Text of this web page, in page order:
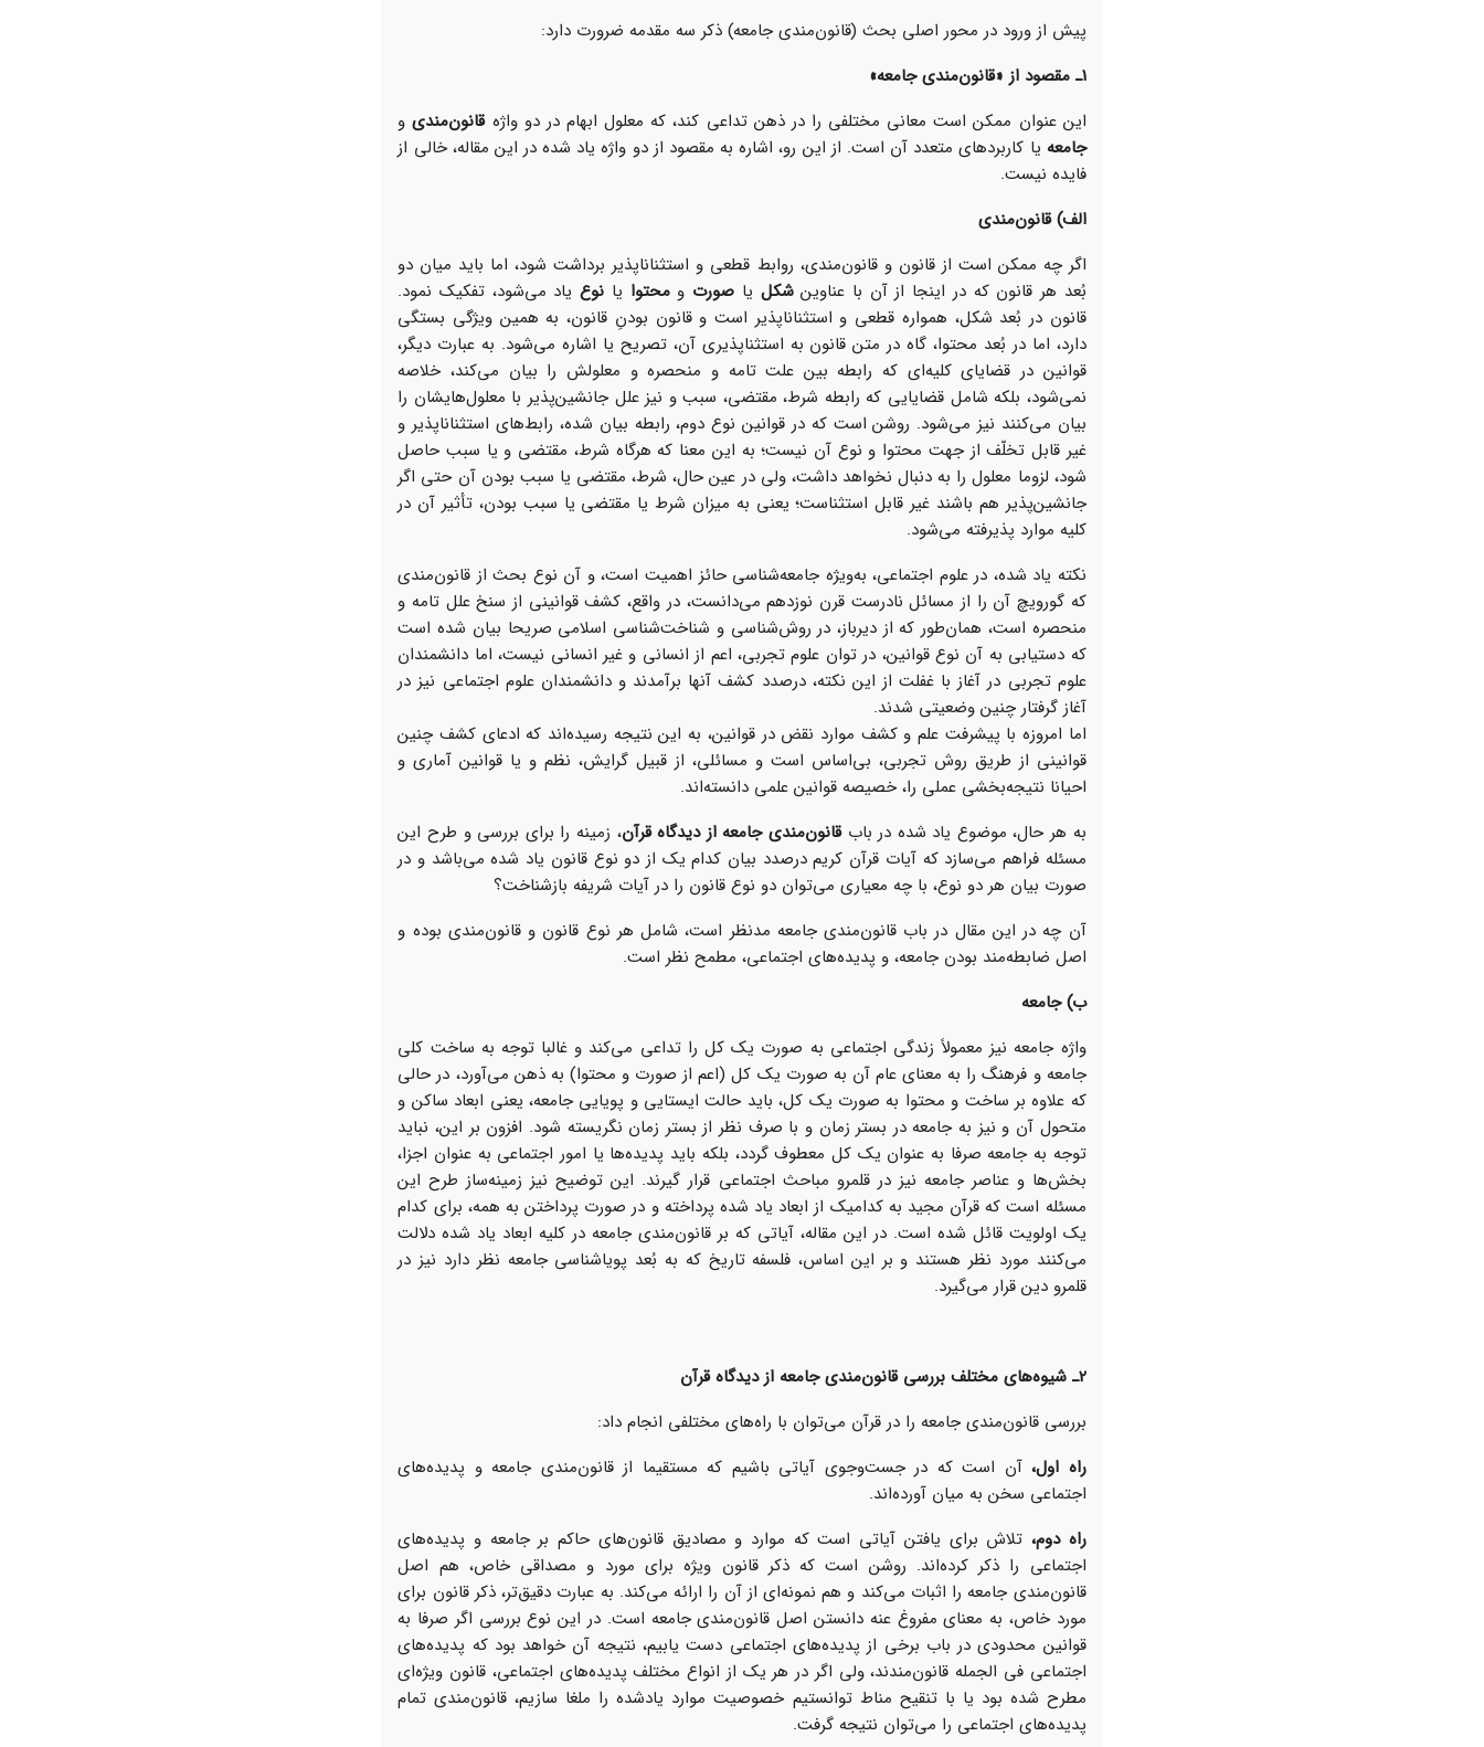
پيش از ورود در محور اصلى بحث (قانون‌‏مندى جامعه) ذكر سه مقدمه ضرورت دارد:
1ـ مقصود از «قانون‏‌مندى جامعه»
اين عنوان ممكن است معانى مختلفى را در ذهن تداعى كند، كه معلول ابهام در دو واژهقانون‌‏مندىو
جامعه يا كاربردهاى متعدد آن است. از اين رو، اشاره به مقصود از دو واژه ياد شده در اين مقاله، خالى از
فايده نيست.
الف) قانون‌‏مندى
اگر چه ممكن است از قانون و قانون‏‌مندى، روابط قطعى و استثناناپذير برداشت شود، اما بايد ميان دو
بُعد هر قانون كه در اين‏جا از آن با عناوينشكل يا صورت ومحتوا يا نوعياد مى‏‌شود، تفكيک نمود.
قانون در بُعد شكل، همواره قطعى و استثناناپذير است و قانون بودنِ قانون، به همين ويژگى بستگى
دارد، اما در بُعد محتوا، گاه در متن قانون به استثناپذيرى آن، تصريح يا اشاره مى‌‏شود. به عبارت ديگر،
قوانين در قضاياى كليه‌‏اى كه رابطه بين علت تامه و منحصره و معلولش را بيان مى‌‏كند، خلاصه
نمى‌‏شود، بلكه شامل قضايايى كه رابطه شرط، مقتضى، سبب‌‌ و نيز علل جانشين‌‏پذير با معلول‏‌هايشان را
بيان مى‌‏كنند نيز مى‌‏شود. روشن است كه در قوانين نوع دوم، رابطه بيان شده، رابط‌ه‏اى استثناناپذير و
غير قابل تخلّف از جهت محتوا و نوع آن نيست؛ به اين معنا كه هرگاه شرط، مقتضى و يا سبب حاصل
شود، لزوما معلول را به دنبال نخواهد داشت، ولى در عين حال، شرط، مقتضى يا سبب بودن آن حتى اگر
جانشين‌‏پذير هم باشند غير قابل استثناست؛ يعنى به ميزان شرط يا مقتضى يا سبب بودن، تأثير آن در
كليه موارد پذيرفته مى‌‏شود.
نكته ياد شده، در علوم اجتماعى، به‌‏ويژه جامعه‌‏شناسى حائز اهميت است، و آن نوع بحث از قانون‏‌مندى
كه گورويچ آن را از مسائل نادرست قرن نوزدهم مى‌‏دانست، در واقع، كشف قوانينى از سنخ علل تامه و
منحصره است، همان‌طور كه از ديرباز، در روش‏‌شناسى و شناخت‌‏شناسى اسلامى صريحا بيان شده است
كه دست‏يابى به آن نوع قوانين، در توان علوم تجربى، اعم از انسانى و غير انسانى نيست، اما دانشمندان
علوم تجربى در آغاز با غفلت از اين نكته، درصدد كشف آن‏ها برآمدند و دانشمندان علوم اجتماعى نيز در
آغاز گرفتار چنين وضعيتى شدند.
اما امروزه با پيشرفت علم و كشف موارد نقض در قوانين، به اين نتيجه رسيده‏‌اند كه ادعاى كشف چنين
قوانينى از طريق روش تجربى، بى‌‏اساس است و مسائلى، از قبيل گرايش، نظم و يا قوانين آمارى و
احيانا نتيجه‌‏بخشى عملى را، خصيصه قوانين علمی دانسته‌‏اند.
به هر حال، موضوع ياد شده در بابقانون‌‏مندى جامعه از ديدگاه قرآن، زمينه را براى بررسى و طرح اين
مسئله فراهم مى‌‏سازد كه آيات قرآن كريم درصدد بيان كدام یک از دو نوع قانون ياد شده مى‏‌باشد و در
صورت بيان هر دو نوع، با چه معيارى می‌‏توان دو نوع قانون را در آيات شريفه بازشناخت؟
آن چه در اين مقال در باب قانون‌‏مندى جامعه مدنظر است، شامل هر نوع قانون و قانون‌‏مندى بوده و
اصل ضابطه‌‏مند بودن جامعه، و پديده‏‌هاى اجتماعى، مطمح نظر است.
ب) جامعه
واژه جامعه نيز معمولاً زندگى اجتماعى به صورت يک كل را تداعى مى‏‌كند و غالبا توجه به ساخت كلى
جامعه و فرهنگ را به معناى عام آن به صورت يک كل (اعم از صورت و محتوا) به ذهن مى‌‏آورد، در حالى
كه علاوه بر ساخت و محتوا به صورت‌ یک كل، بايد حالت ايستايى و پويايى جامعه، يعنى ابعاد ساكن و
متحول آن و نيز به جامعه در بستر زمان و با صرف نظر از بستر زمان نگريسته شود. افزون بر اين، نبايد
توجه به جامعه صرفا به عنوان يک كل معطوف گردد، بلكه بايد پديده‌‏ها يا امور اجتماعى به عنوان اجزا،
بخش‏‌ها و عناصر جامعه نيز در قلمرو مباحث اجتماعى‌ قرار گيرند. اين توضيح نيز زمينه‌ساز طرح اين
مسئله است كه قرآن مجيد به‌ کدام‏يک از ابعاد ياد شده پرداخته و در صورت پرداختن به همه، براى كدام
يک اولويت قائل شده است. در اين مقاله، آياتى كه بر قانون‌‏مندى جامعه در كليه ابعاد ياد شده دلالت
مى‌‏كنند مورد نظر هستند و بر اين اساس، فلسفه تاريخ كه به بُعد‌ پوياشناسى جامعه نظر دارد نيز در
قلمرو دين قرار مى‌‏گيرد.
2ـ شيوه‌‏هاى مختلف بررسى قانون‌‏مندى جامعه از ديدگاه قرآن
بررسى قانون‏‌مندى جامعه را در قرآن مى‏‌توان با راه‏‌هاى مختلفى انجام داد:
راه اول،آن است كه در جست‏‌وجوى آياتى باشيم كه مستقيما از قانون‏‌مندى جامعه و پديده‌‏هاى
اجتماعى سخن به ميان آورده‌‏اند.
راه دوم، تلاش براى يافتن آياتى است كه موارد و مصاديق قانون‌‏هاى حاكم بر جامعه و پديده‏‌هاى
اجتماعى را ذكر كرده‌‏اند. روشن است كه ذكر قانون ويژه براى مورد و‌ مصداقى خاص، هم اصل
قانون‌‏مندى جامعه را اثبات مى‌‏كند و هم نمونه‌‏اى از آن را ارائه مى‌‏كند. به عبارت دقيق‌‏تر، ذكر قانون براى
مورد خاص، به معناى مفروغ عنه دانستن اصل قانون‏‌مندى جامعه است. در اين نوع بررسى اگر صرفا به
قوانين محدودى در باب برخى از پديده‌‏هاى اجتماعى دست يابيم، نتيجه آن خواهد بود كه پديده‏‌هاى
اجتماعى فى الجمله قانون‌‏مندند، ولى اگر در هر يک از انواع مختلف پدیده‏‌هاى اجتماعى، قانون ويژه‌‏اى
مطرح شده بود يا با تنقيح مناط توانستيم خصوصيت موارد يادشده را ملغا سازيم، قانون‌‏مندى تمام
پديده‏‌هاى اجتماعى را مى‌‏توان نتيجه گرفت.